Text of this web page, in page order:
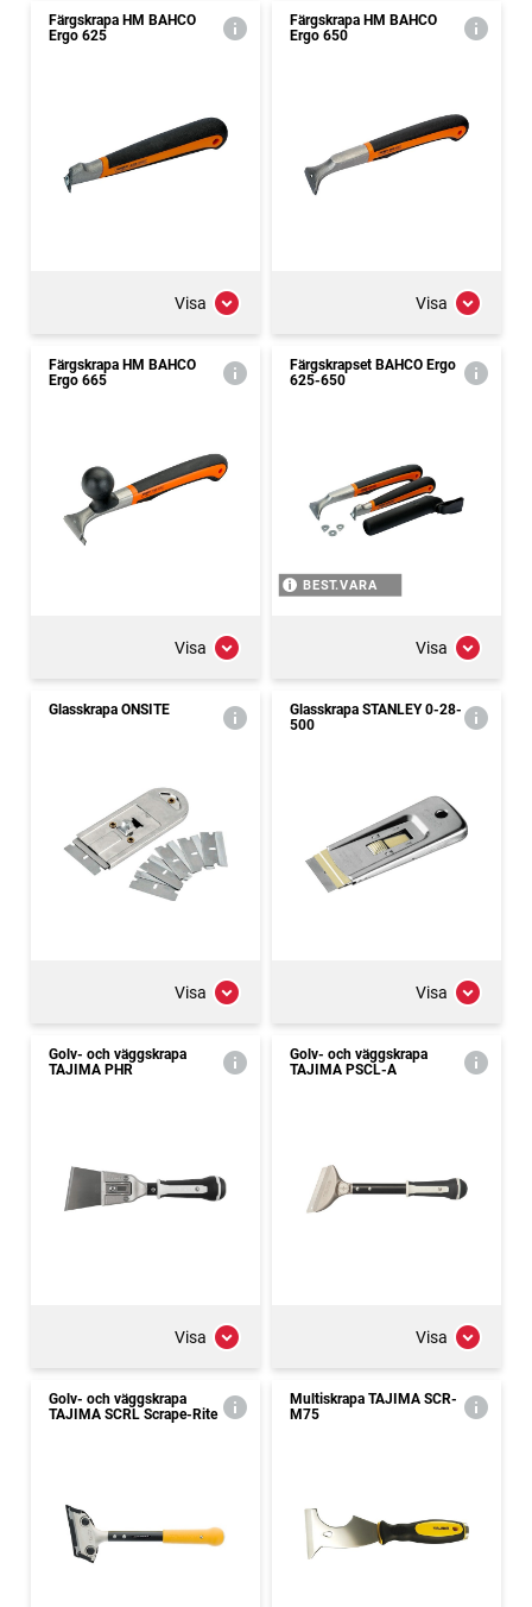
Färgskrapa HM BAHCO
Ergo 625
Visa
Färgskrapa HM BAHCO
Ergo 650
Visa
Färgskrapa HM BAHCO
Ergo 665
Visa
Färgskrapset BAHCO Ergo
625-650
BEST.VARA
Visa
Glasskrapa ONSITE
Visa
Glasskrapa STANLEY 0-28-
500
Visa
Golv- och väggskrapa
TAJIMA PHR
Visa
Golv- och väggskrapa
TAJIMA PSCL-A
Visa
Golv- och väggskrapa
TAJIMA SCRL Scrape-Rite
Multiskrapa TAJIMA SCR-
M75